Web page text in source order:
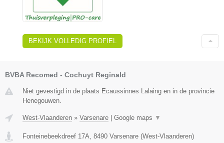
BEKIJK VOLLEDIG PROFIEL
BVBA Recomed - Cochuyt Reginald
Niet gevestigd in de plaats Ecaussinnes Lalaing en in de provincie
Henegouwen.
West-Vlaanderen » Varsenare | Google maps ▼
Fonteinebeekdreef 17A 8490 Varsenare (West-Vlaanderen)